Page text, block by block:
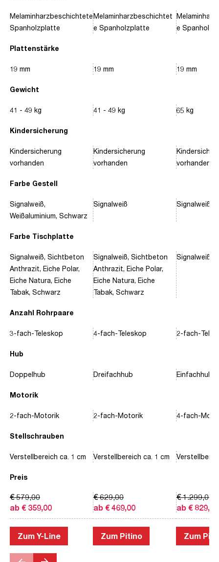
Plattenstärke
Gewicht
Kindersicherung
Farbe Gestell
Farbe Tischplatte
Anzahl Rohrpaare
Hub
Motorik
Stellschrauben
Preis
Melaminharzbeschichtete
Spanholzplatte
19 mm
41 - 49 kg
Kindersicherung
vorhanden
Signalweiß,
Weißaluminium, Schwarz
Signalweiß, Sichtbeton
Anthrazit, Eiche Polar,
Eiche Natura, Eiche
Tabak, Schwarz
3-fach-Teleskop
Doppelhub
2-fach-Motorik
Verstellbereich ca. 1 cm
ab € 359,00
€ 579,00
Zum Y-Line
Melaminharzbeschichtet
e Spanholzplatte
19 mm
41 - 49 kg
Kindersicherung
vorhanden
Signalweiß
Signalweiß, Sichtbeton
Anthrazit, Eiche Polar,
Eiche Natura, Eiche
Tabak, Schwarz
4-fach-Teleskop
Dreifachhub
2-fach-Motorik
Verstellbereich ca. 1 cm
ab € 469,00
€ 629,00
Zum Pitino
e
19 mm
65 kg
vorhanden
Signalweiß,
Signalweiß,
2-fach-
Einfachhub
4-fach-
ab € 829,00
€ 1.299,00
Zum